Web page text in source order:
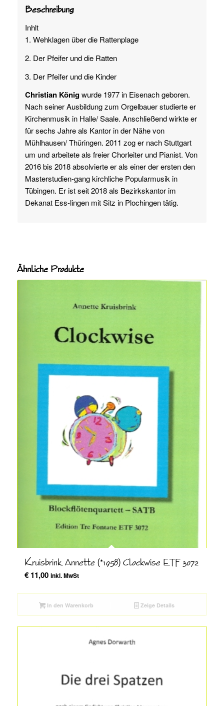
Beschreibung
Inhlt
1. Wehklagen über die Rattenplage
2. Der Pfeifer und die Ratten
3. Der Pfeifer und die Kinder
Christian Königwurde 1977 in Eisenach geboren.
Nach seiner Ausbildung zum Orgelbauer studierte er
Kirchenmusik in Halle/ Saale. Anschließend wirkte er
für sechs Jahre als Kantor in der Nähe von
Mühlhausen/ Thüringen. 2011 zog er nach Stuttgart
um und arbeitete als freier Chorleiter und Pianist. Von
2016 bis 2018 absolvierte er als einer der ersten den
Masterstudien-gang kirchliche Popularmusik in
Tübingen. Er ist seit 2018 als Bezirkskantor im
Dekanat Ess-lingen mit Sitz in Plochingen tätig.
Ähnliche Produkte
Kruisbrink, Annette (*1958) Clockwise ETF 3072
€11,00 inkl. MwSt
In den Warenkorb Zeige Details